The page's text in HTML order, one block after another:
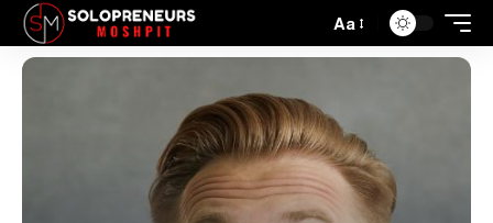
Aa